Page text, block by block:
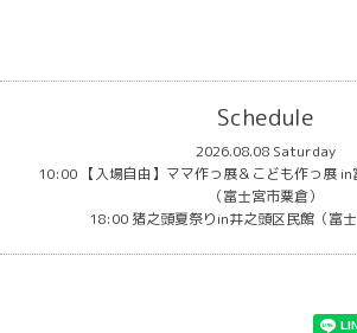
Schedule
2026.08.08 Saturday
10:00 【入場自由】ママ作っ展＆こども作っ展
（富士宮市粟倉）
18:00 猪之頭夏祭りin井之頭区民館（富士